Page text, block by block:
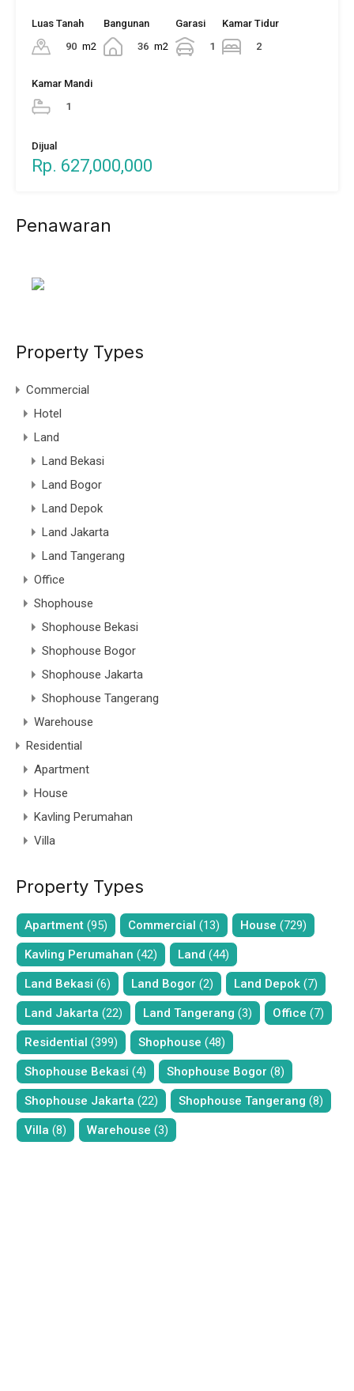
Luas Tanah
90 m2
Bangunan
36 m2
Garasi
1
Kamar Tidur
2
Kamar Mandi
1
Dijual
Rp. 627,000,000
Penawaran
Property Types
Commercial
Hotel
Land
Land Bekasi
Land Bogor
Land Depok
Land Jakarta
Land Tangerang
Office
Shophouse
Shophouse Bekasi
Shophouse Bogor
Shophouse Jakarta
Shophouse Tangerang
Warehouse
Residential
Apartment
House
Kavling Perumahan
Villa
Property Types
Apartment (95) Commercial (13) House (729)
Kavling Perumahan (42) Land (44)
Land Bekasi (6) Land Bogor (2) Land Depok (7)
Land Jakarta (22) Land Tangerang (3) Office (7)
Residential (399) Shophouse (48)
Shophouse Bekasi (4) Shophouse Bogor (8)
Shophouse Jakarta (22) Shophouse Tangerang (8)
Villa (8) Warehouse (3)